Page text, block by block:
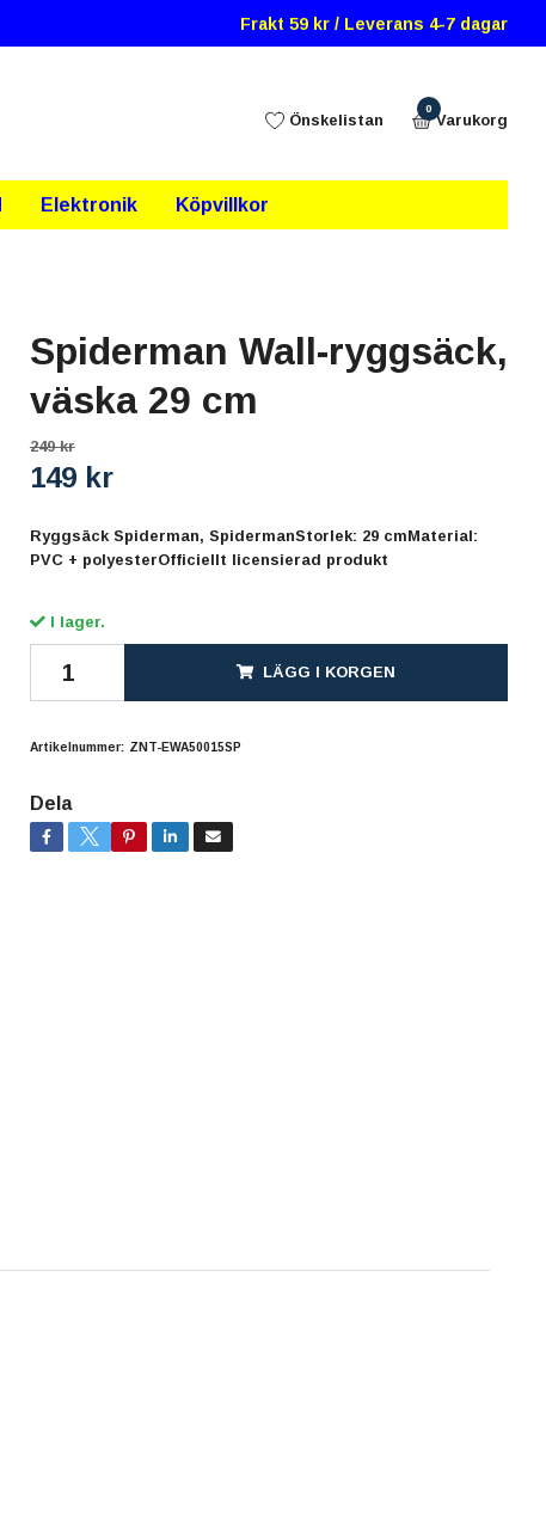
Frakt 59 kr / Leverans 4-7 dagar
Önskelistan
0
Varukorg
Elektronik Köpvillkor
Spiderman Wall-ryggsäck,
väska 29 cm
249 kr
149 kr
Ryggsäck Spiderman, SpidermanStorlek: 29 cmMaterial:
PVC + polyesterOfficiellt licensierad produkt
I lager.
LÄGG I KORGEN
Artikelnummer: ZNT-EWA50015SP
Dela